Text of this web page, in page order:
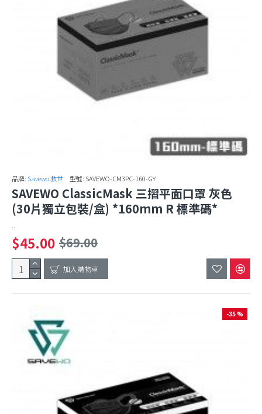
品牌: Savewo 救世 型號: SAVEWO-CM3PC-160-GY
SAVEWO ClassicMask 三摺平面口罩 灰色
(30片獨立包裝/盒) *160mm R 標準碼*
..
$45.00 $69.00
加入購物車
-35 %